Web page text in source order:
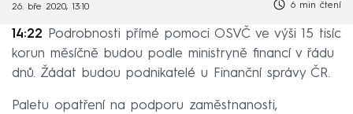
26. bře 2020, 13:10 6 min čtení
14:22
Podrobnosti přímé pomoci OSVČ ve výši 15 tisíc
korun měsíčně budou podle ministryně financí v řádu
dnů. Žádat budou podnikatelé u Finanční správy ČR.
Paletu opatření na podporu zaměstnanosti,